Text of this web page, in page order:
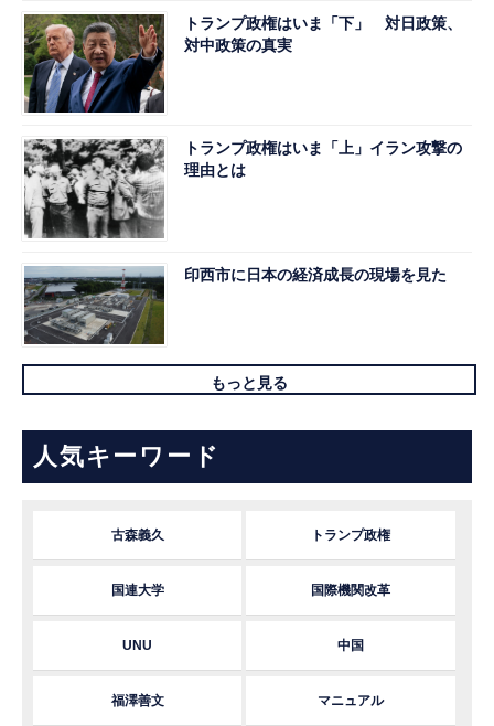
トランプ政権はいま「下」 対日政策、
対中政策の真実
トランプ政権はいま「上」イラン攻撃の
理由とは
印西市に日本の経済成長の現場を見た
もっと見る
人気キーワード
古森義久 トランプ政権
国連大学 国際機関改革
UNU 中国
福澤善文 マニュアル